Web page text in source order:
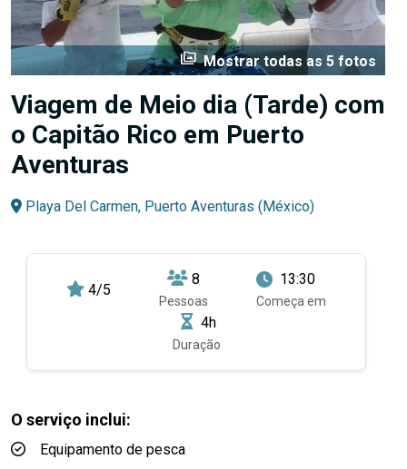
perm_media Mostrar todas as 5 fotos
Viagem de Meio dia (Tarde) com
o Capitão Rico em Puerto
Aventuras
Playa Del Carmen, Puerto Aventuras (México)
4/5
8
Pessoas
13:30
Começa em
4h
Duração
O serviço inclui:
Equipamento de pesca